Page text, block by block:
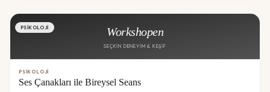
Workshopen
SEÇKIN DENEYIM & KEŞIF
PSIKOLOJI
PSIKOLOJI
Ses Çanakları ile Bireysel Seans